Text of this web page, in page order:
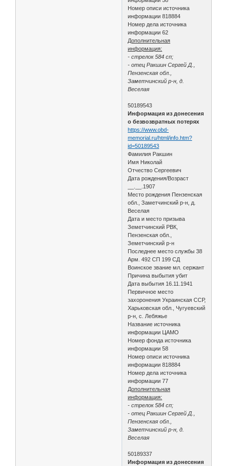
Номер описи источника
информации 818884
Номер дела источника
информации 62
Дополнительная
информация:
- стрелок 584 сп;
- отец Ракшин Сергей Д.,
Пензенская обл.,
Заметчинский р-н, д.
Веселая
50189543
Информация из донесения
о безвозвратных потерях
https://www.obd-
memorial.ru/html/info.htm?
id=50189543
Фамилия Ракшин
Имя Николай
Отчество Сергеевич
Дата рождения/Возраст
__.__.1907
Место рождения Пензенская
обл., Заметчинский р-н, д.
Веселая
Дата и место призыва
Земетчинский РВК,
Пензенская обл.,
Земетчинский р-н
Последнее место службы 38
Арм. 492 СП 199 СД
Воинское звание мл. сержант
Причина выбытия убит
Дата выбытия 16.11.1941
Первичное место
захоронения Украинская ССР,
Харьковская обл., Чугуевский
р-н, с. Лебяжье
Название источника
информации ЦАМО
Номер фонда источника
информации 58
Номер описи источника
информации 818884
Номер дела источника
информации 77
Дополнительная
информация:
- стрелок 584 сп;
- отец Ракшин Сергей Д.,
Пензенская обл.,
Заметчинский р-н, д.
Веселая
50189337
Информация из донесения